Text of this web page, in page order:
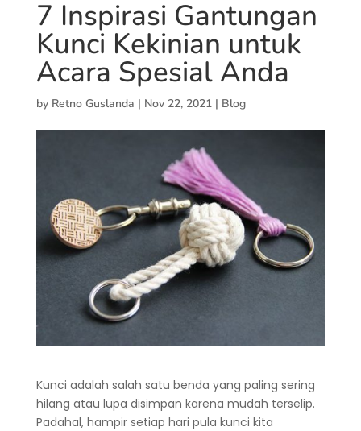
7 Inspirasi Gantungan
Kunci Kekinian untuk
Acara Spesial Anda
by Retno Guslanda | Nov 22, 2021| Blog
Kunci adalah salah satu benda yang paling sering
hilang atau lupa disimpan karena mudah terselip.
Padahal, hampir setiap hari pula kunci kita